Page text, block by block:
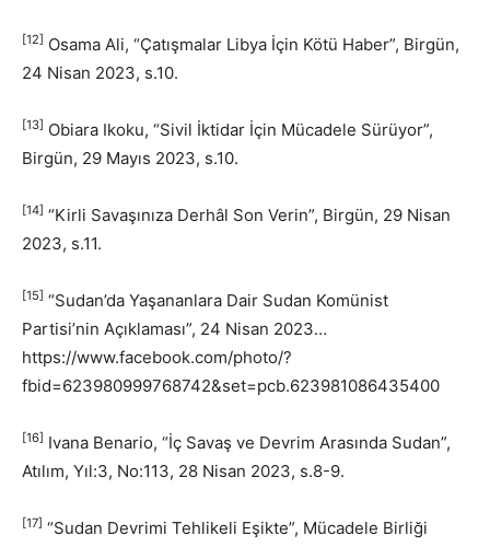
[12] Osama Ali, “Çatışmalar Libya İçin Kötü Haber”, Birgün,
24 Nisan 2023, s.10.
[13] Obiara Ikoku, “Sivil İktidar İçin Mücadele Sürüyor”,
Birgün, 29 Mayıs 2023, s.10.
[14] “Kirli Savaşınıza Derhâl Son Verin”, Birgün, 29 Nisan
2023, s.11.
[15] “Sudan’da Yaşananlara Dair Sudan Komünist
Partisi’nin Açıklaması”, 24 Nisan 2023…
https://www.facebook.com/photo/?
fbid=623980999768742&set=pcb.623981086435400
[16] Ivana Benario, “İç Savaş ve Devrim Arasında Sudan”,
Atılım, Yıl:3, No:113, 28 Nisan 2023, s.8-9.
[17] “Sudan Devrimi Tehlikeli Eşikte”, Mücadele Birliği